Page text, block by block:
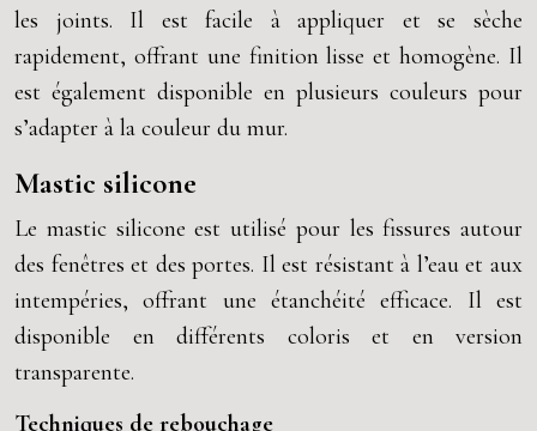
les joints. Il est facile à appliquer et se sèche
rapidement, offrant une finition lisse et homogène. Il
est également disponible en plusieurs couleurs pour
s’adapter à la couleur du mur.
Mastic silicone
Le mastic silicone est utilisé pour les fissures autour
des fenêtres et des portes. Il est résistant à l’eau et aux
intempéries, offrant une étanchéité efficace. Il est
disponible en différents coloris et en version
transparente.
Techniques de rebouchage